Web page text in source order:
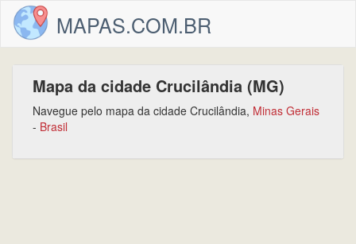
MAPAS.COM.BR
Mapa da cidade Crucilândia (MG)
Navegue pelo mapa da cidade Crucilândia, Minas Gerais
- Brasil